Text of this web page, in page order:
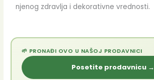
njenog zdravlja i dekorativne vrednosti.
🌱 PRONAĐI OVO U NAŠOJ PRODAVNICI
Posetite prodavnicu →